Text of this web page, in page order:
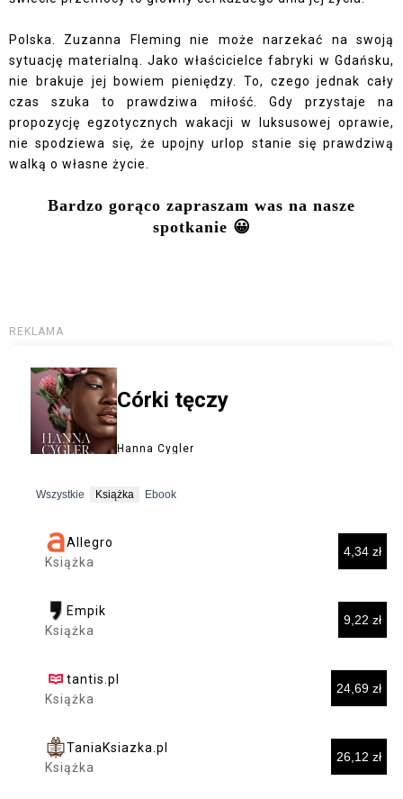
Polska. Zuzanna Fleming nie może narzekać na swoją
sytuację materialną. Jako właścicielce fabryki w Gdańsku,
nie brakuje jej bowiem pieniędzy. To, czego jednak cały
czas szuka to prawdziwa miłość. Gdy przystaje na
propozycję egzotycznych wakacji w luksusowej oprawie,
nie spodziewa się, że upojny urlop stanie się prawdziwą
walką o własne życie.
Bardzo gorąco zapraszam was na nasze
spotkanie 😀